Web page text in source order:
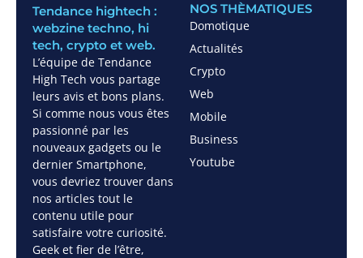
Tendance hightech :
webzine techno, hi
tech, crypto et web.
L’équipe de Tendance
High Tech vous partage
leurs avis et bons plans.
Si comme nous vous êtes
passionné par les
nouveaux gadgets ou le
dernier Smartphone,
vous devriez trouver dans
nos articles tout le
contenu utile pour
satisfaire votre curiosité.
Geek et fier de l’être,
NOS THÈMATIQUES
Domotique
Actualités
Crypto
Web
Mobile
Business
Youtube